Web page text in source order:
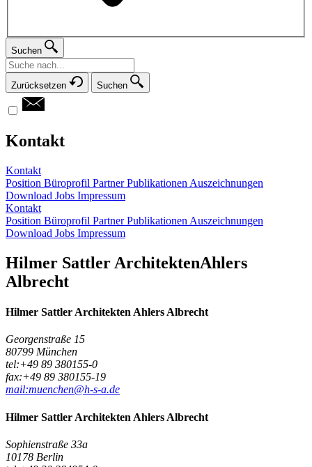
Suchen
Zurücksetzen Suchen
Kontakt
Kontakt
Position Büroprofil PartnerPublikationen Auszeichnungen
Download Jobs Impressum
Kontakt
Position Büroprofil PartnerPublikationen Auszeichnungen
Download Jobs Impressum
Hilmer Sattler ArchitektenAhlers
Albrecht
Hilmer Sattler Architekten Ahlers Albrecht
Georgenstraße 15
80799 München
tel:+49 89 380155-0
fax:+49 89 380155-19
mail:muenchen@h-s-a.de
Hilmer Sattler Architekten Ahlers Albrecht
Sophienstraße 33a
10178 Berlin